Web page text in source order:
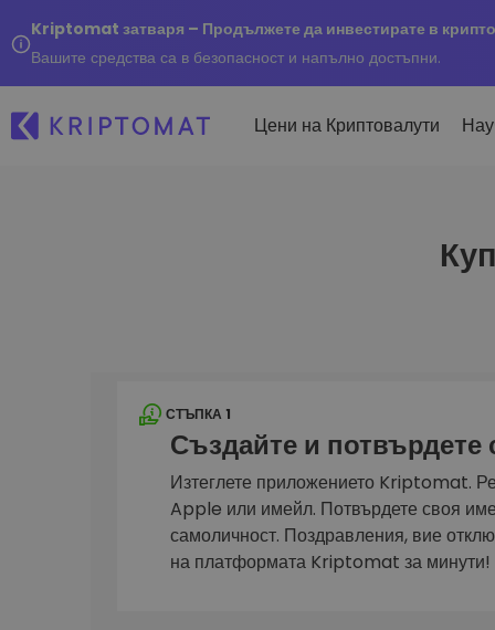
Kriptomat затваря – Продължете да инвестирате в
Вашите средства са в безопасност и напълно достъпни.
Цени на Криптовалути
Купуване и
в криптовалути
Kriptomat Портфейл
Сигурен и опростен
криптовалута
Инвестиционен
Намери своята крипто
СТЪПКА 1
Създайте и потвърдете
Изтеглете приложението Kriptomat.
Apple или имейл. Потвърдете своя
самоличност. Поздравления, вие
на платформата Kriptomat за минути!